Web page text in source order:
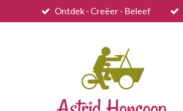
Ontdek - Creëer - Beleef